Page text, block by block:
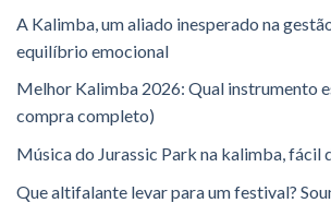
A Kalimba, um aliado inesperado na
equilíbrio emocional
Melhor Kalimba 2026: Qual instrumento
compra completo)
Música do Jurassic Park na kalimba, fácil
Que altifalante levar para um festival?